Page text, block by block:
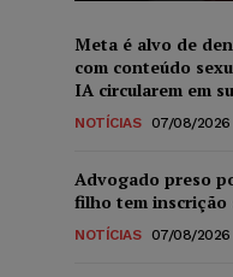
Meta é alvo de
com conteúdo
IA circularem em
NOTÍCIAS 07/08/2026
Advogado preso
filho tem inscrição
NOTÍCIAS 07/08/2026